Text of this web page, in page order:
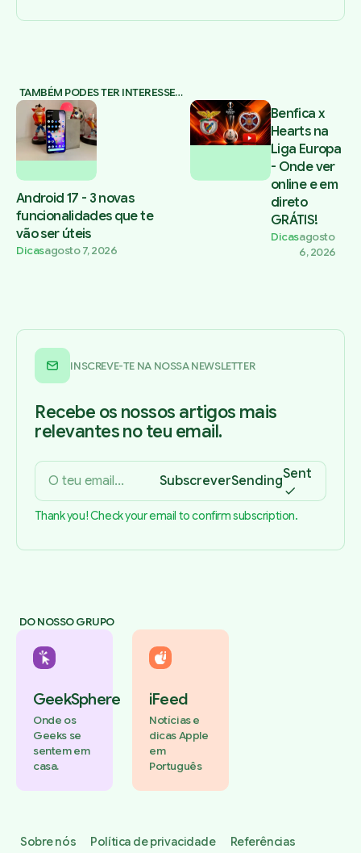
TAMBÉM PODES TER INTERESSE…
Android 17 - 3 novas
funcionalidades que te
vão ser úteis
Dicasagosto 7, 2026
Benfica x
Hearts na
Liga Europa
- Onde ver
online e em
direto
GRÁTIS!
Dicasagosto
6, 2026
INSCREVE-TE NA NOSSA NEWSLETTER
Recebe os nossos artigos mais
relevantes no teu email.
SubscreverSendingSent
Thank you! Check your email to confirm subscription.
DO NOSSO GRUPO
GeekSphere
Onde os
Geeks se
sentem em
casa.
iFeed
Notícias e
dicas Apple
em
Português
Sobre nós Política de privacidade Referências